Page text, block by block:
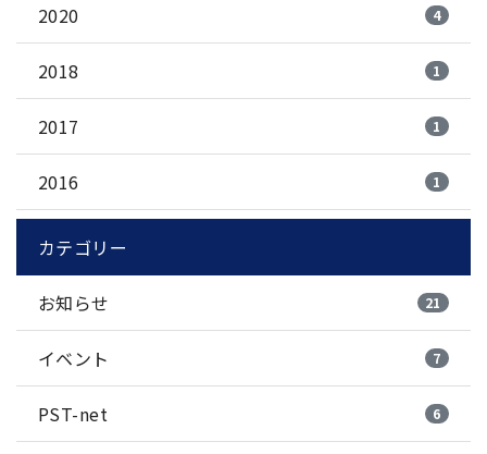
2020 4
2018 1
2017 1
2016 1
カテゴリー
お知らせ 21
イベント 7
PST-net 6